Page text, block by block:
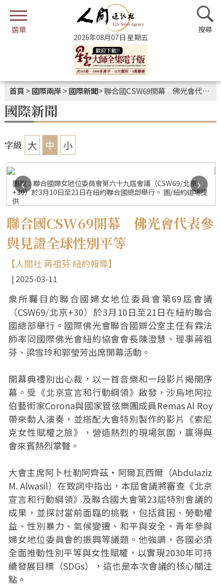
2026年08月07日 星期五
首頁 >國際兩岸>國際新聞>聯合國CSW69開幕 佛光會代表參與見證全球性別平等
國際新聞
字級 大 中 小
圖說：聯合國婦女地位委員會第六十九屆會議（CSW69/北京
+30）於3月10日至21日在紐約聯合國總部舉行。 圖/紐約道場提
供
‹ ›
聯合國CSW69開幕 佛光會代表參
與見證全球性別平等
【人間社 蔣祖芬 紐約報導】
2025-03-11
衆所矚目的聯合國婦女地位委員會第69屆會議
（CSW69/北京+30）於3月10日至21日在紐約聯合
國總部舉行。國際佛光會聯合國辧公室主任有霖法
師率同國際佛光會紐約協會會長陳澄慧、理事蔣祖
芬、梁雪玲和郭瑩芳出席開幕活動。
開幕典禮別出心裁，以一首音樂和一段影片揭開序
幕。受《北京宣言和行動綱領》啟發，沙烏地阿拉
伯藝術家Corona與國家管弦樂團成員Remas Al Roy
帶來動人演奏，並搭配大會特別製作的影片《索尼
克女性賦權之旅》，營造熱烈的現場氛圍，贏得與
會來賓熱烈掌聲。
大會主席阿卜杜勒阿齊茲·阿爾瓦西爾（Abdulaziz
M. Alwasil）在致詞中指出，本屆會議將審查《北京
宣言和行動綱領》及聯合國大會第23屆特別會議的
成果，並探討當前面臨的挑戰，包括貧困、勞動權
益、性別暴力、氣候變遷、和平與安全、青年參與
婦女地位委員會的振興等議題。他強調，各國必須
全面推動性別平等與女性賦權，以實現2030年可持
續發展目標（SDGs），這也是本次會議的核心關注
點。